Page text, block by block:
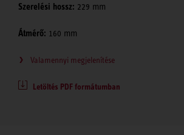
Szerelési hossz: 229 mm
Átmérő: 160 mm
Valamennyi megjelenítése
Letöltés PDF formátumban